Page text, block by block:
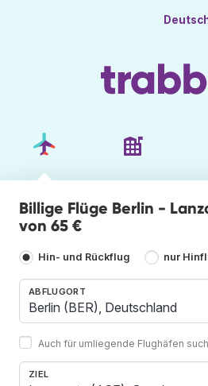
Billige Flüge Berlin -
von 65 €
Hin- und Rückflug nur
ABFLUGORT
Auch für umliegende Flughäfen
ZIEL